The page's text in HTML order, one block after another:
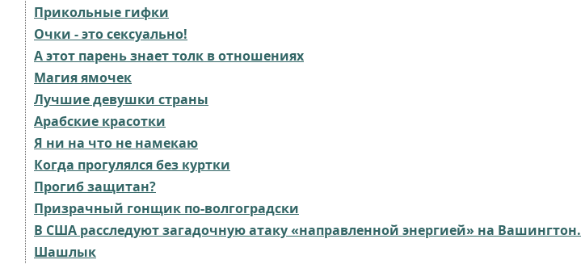
Прикольные гифки
Очки - это сексуально!
А этот парень знает толк в отношениях
Магия ямочек
Лучшие девушки страны
Арабские красотки
Я ни на что не намекаю
Когда прогулялся без куртки
Прогиб защитан?
Призрачный гонщик по-волгоградски
В США расследуют загадочную атаку «направленной энергией» на Вашингтон.
Шашлык